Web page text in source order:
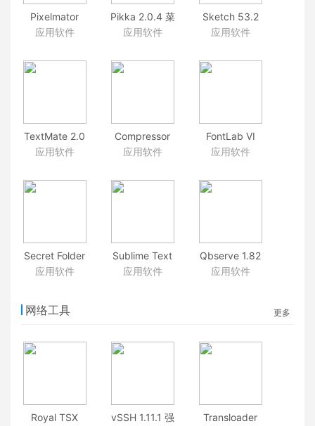
Pixelmator
3.8.2(90215)
有PS
应用软件
Pikka 2.0.4 菜
单栏屏幕取色
应用软件
Sketch 53.2
轻量易用的矢
应用软件
TextMate 2.0
RC 23 著名的
应用软件
Compressor
4.4.4 苹果官方
格式转换工具
应用软件
FontLab VI
6.1.3(7013) 字
应用软件
Secret Folder
Pro 9.7 文件夹
应用软件
Sublime Text
3.2 Build 3202
应用软件
Qbserve 1.82
追踪你在 Mac
应用软件
网络工具 更多
Royal TSX
vSSH 1.11.1 强
Transloader